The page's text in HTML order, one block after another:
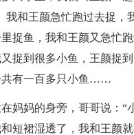
我和王颜急忙跑过去捉，
捉鱼，我和王颜又急忙
捉到很多小鱼，王颜捉
共有一百多只小鱼……
妈妈的身旁，哥哥说：“
短裙湿透了，我和王颜